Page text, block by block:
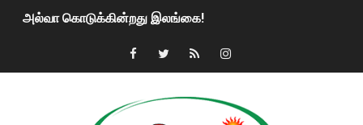
அல்வா கொடுக்கின்றது இலங்கை!
2ஆம் நாள் உக்ரைன் யுத்தம்!! எங்களைத் தனிமையில்